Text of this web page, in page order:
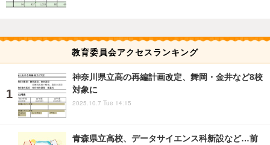
教育委員会アクセスランキング
神奈川県立高の再編計画改定、舞岡・金井など8校
対象に
2025.10.7 Tue 14:15
青森県立高校、データサイエンス科新設など…前